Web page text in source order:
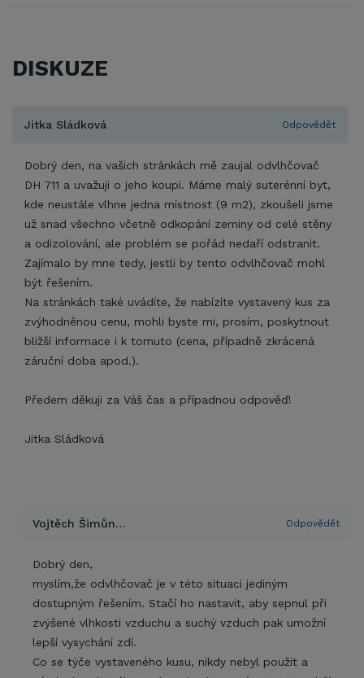
DISKUZE
Jitka Sládková Odpovědět
Dobrý den, na vašich stránkách mě zaujal odvlhčovač
DH 711 a uvažuji o jeho koupi. Máme malý suterénní byt,
kde neustále vlhne jedna místnost (9 m2), zkoušeli jsme
už snad všechno včetně odkopání zeminy od celé stěny
a odizolování, ale problém se pořád nedaří odstranit.
Zajímalo by mne tedy, jestli by tento odvlhčovač mohl
být řešením.
Na stránkách také uvádíte, že nabízíte vystavený kus za
zvýhodněnou cenu, mohli byste mi, prosím, poskytnout
bližší informace i k tomuto (cena, případně zkrácená
záruční doba apod.).
Předem děkuji za Váš čas a případnou odpověď!
Jitka Sládková
Vojtěch Šimůnek | EPROFI.CZ s.r.o. Odpovědět
Dobrý den,
myslím,že odvlhčovač je v této situaci jediným
dostupným řešením. Stačí ho nastavit, aby sepnul při
zvýšené vlhkosti vzduchu a suchý vzduch pak umožní
lepší vysychání zdí.
Co se týče vystaveného kusu, nikdy nebyl použit a